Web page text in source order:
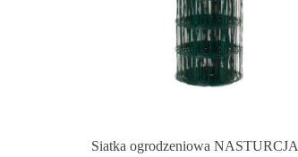
Siatka ogrodzeniowa NASTURCJA